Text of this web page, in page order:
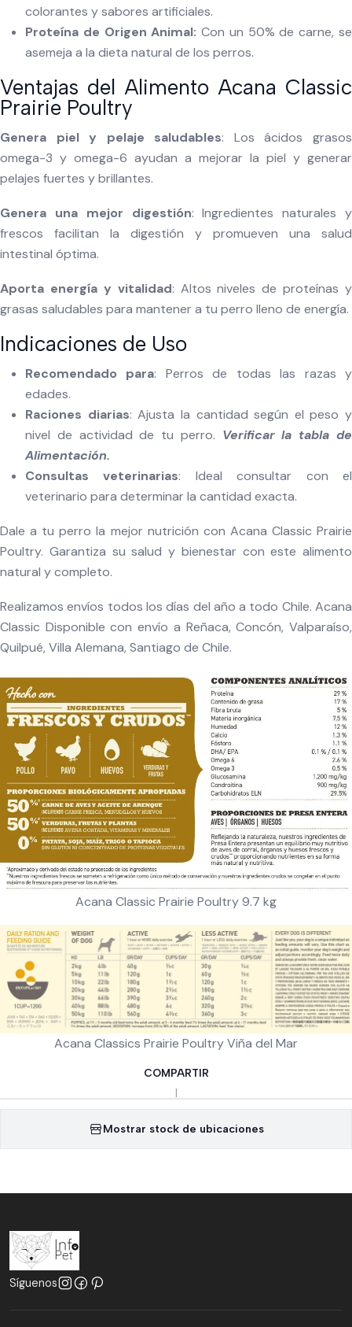
colorantes y sabores artificiales.
Proteína de Origen Animal: Con un 50% de carne, se
asemeja a la dieta natural de los perros.
Ventajas del Alimento Acana Classic
Prairie Poultry
Genera piel y pelaje saludables: Los ácidos grasos
omega-3 y omega-6 ayudan a mejorar la piel y generar
pelajes fuertes y brillantes.
Genera una mejor digestión: Ingredientes naturales y
frescos facilitan la digestión y promueven una salud
intestinal óptima.
Aporta energía y vitalidad: Altos niveles de proteínas y
grasas saludables para mantener a tu perro lleno de energía.
Indicaciones de Uso
Recomendado para: Perros de todas las razas y
edades.
Raciones diarias: Ajusta la cantidad según el peso y
nivel de actividad de tu perro. Verificar la tabla de
Alimentación.
Consultas veterinarias: Ideal consultar con el
veterinario para determinar la cantidad exacta.
Dale a tu perro la mejor nutrición con Acana Classic Prairie
Poultry. Garantiza su salud y bienestar con este alimento
natural y completo.
Realizamos envíos todos los días del año a todo Chile. Acana
Classic Disponible con envío a Reñaca, Concón, Valparaíso,
Quilpué, Villa Alemana, Santiago de Chile.
Acana Classic Prairie Poultry 9.7 kg
Acana Classics Prairie Poultry Viña del Mar
COMPARTIR
|
Mostrar stock de ubicaciones
Síguenos